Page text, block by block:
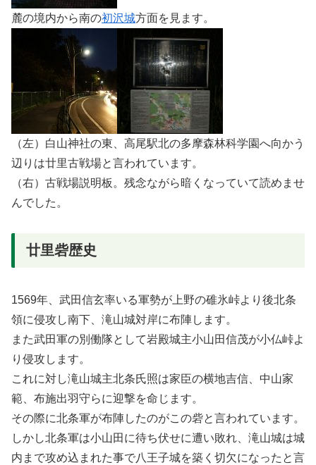
麓の境内から南の初沢城方面を見ます。
（左）白山神社の東、高尾駅北の多摩森林科学園へ向かう
辺りは廿里古戦場と言われています。
（右）古戦場説明板。残念ながら暗くなっていて読めませ
んでした。
廿里砦歴史
1569年、武田信玄率いる軍勢が上野の碓氷峠より後北条
領に侵攻し南下、滝山城対岸に布陣します。
また武田軍の別働隊として岩殿城主小山田信茂が小仏峠よ
り侵攻します。
これに対し滝山城主北条氏照は家臣の横地吉信、中山家
範、布施出羽守らに迎撃を命じます。
その際に北条軍が布陣したのがこの砦と言われています。
しかし北条軍は小山田に待ち伏せに遭い敗れ、滝山城は城
内まで攻め込まれた事で八王子城を築く切欠になったと言